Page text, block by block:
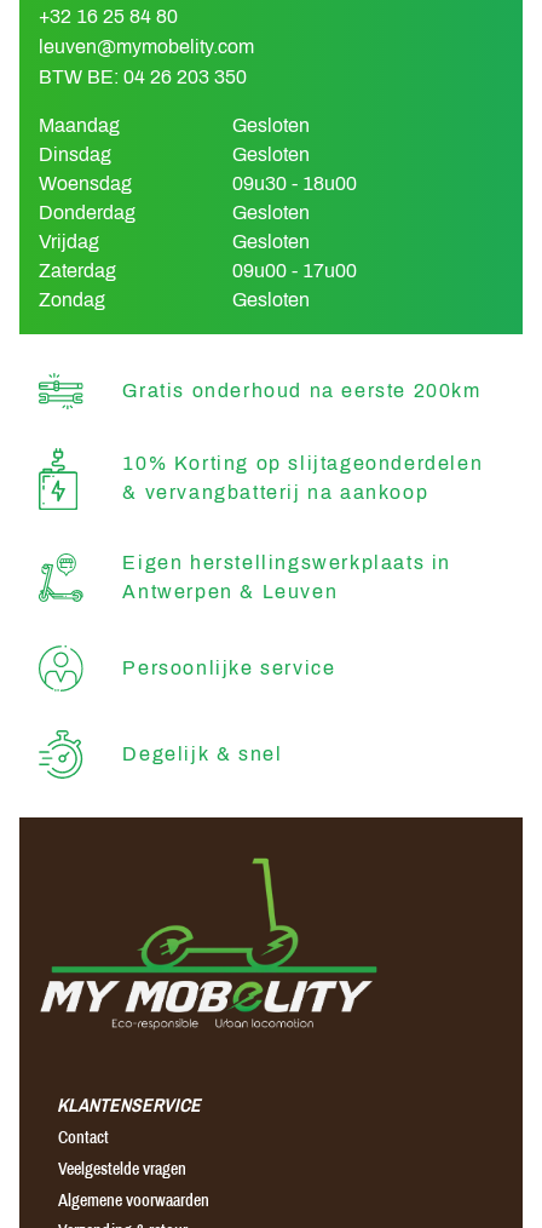
+32 16 25 84 80
leuven@mymobelity.com
BTW BE: 04 26 203 350
Maandag
Gesloten
Dinsdag
Gesloten
Woensdag
09u30 - 18u00
Donderdag
Gesloten
Vrijdag
Gesloten
Zaterdag
09u00 - 17u00
Zondag
Gesloten
Gratis onderhoud na eerste 200km
10% Korting op slijtageonderdelen
& vervangbatterij na aankoop
Eigen herstellingswerkplaats in
Antwerpen & Leuven
Persoonlijke service
Degelijk & snel
KLANTENSERVICE
Contact
Veelgestelde vragen
Algemene voorwaarden